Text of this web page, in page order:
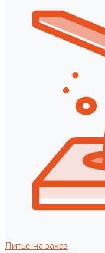
Литье на заказ